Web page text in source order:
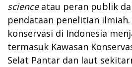
scienceatau peran publik
pendataan penelitian
konservasi di Indonesia
termasuk Kawasan
Selat Pantar dan laut